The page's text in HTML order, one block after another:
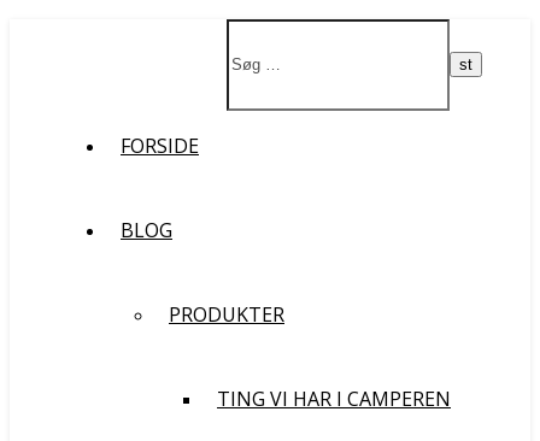
FORSIDE
BLOG
PRODUKTER
TING VI HAR I CAMPEREN